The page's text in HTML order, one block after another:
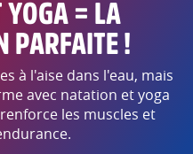
YOGA = LA
PARFAITE !
à l'aise dans l'eau, mais
avec natation et yoga
les muscles et